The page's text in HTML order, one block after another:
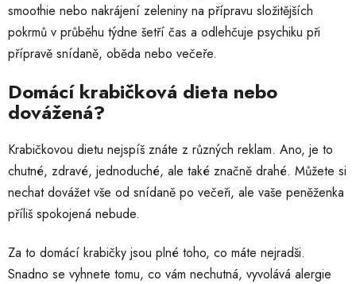
smoothie nebo nakrájení zeleniny na přípravu složitějších
pokrmů v průběhu týdne šetří čas a odlehčuje psychiku při
přípravě snídaně, oběda nebo večeře.
Domácí krabičková dieta nebo
dovážená?
Krabičkovou dietu nejspíš znáte z různých reklam. Ano, je to
chutné, zdravé, jednoduché, ale také značně drahé. Můžete si
nechat dovážet vše od snídaně po večeři, ale vaše peněženka
příliš spokojená nebude.
Za to domácí krabičky jsou plné toho, co máte nejradši.
Snadno se vyhnete tomu, co vám nechutná, vyvolává alergie